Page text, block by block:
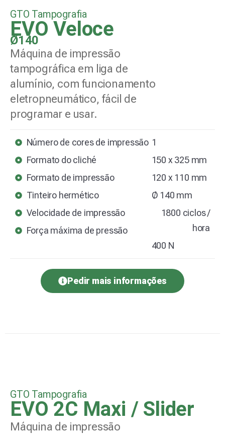
GTO Tampografia
EVO Veloce
Ø140
Máquina de impressão
tampográfica em liga de
alumínio, com funcionamento
eletropneumático, fácil de
programar e usar.
Número de cores de impressão
Formato do cliché
Formato de impressão
Tinteiro hermético
Velocidade de impressão
Força máxima de pressão
1
150 x 325 mm
120 x 110 mm
Ø 140 mm
1800 ciclos /
hora
400 N
Pedir mais informações
GTO Tampografia
EVO 2C Maxi / Slider
Máquina de impressão